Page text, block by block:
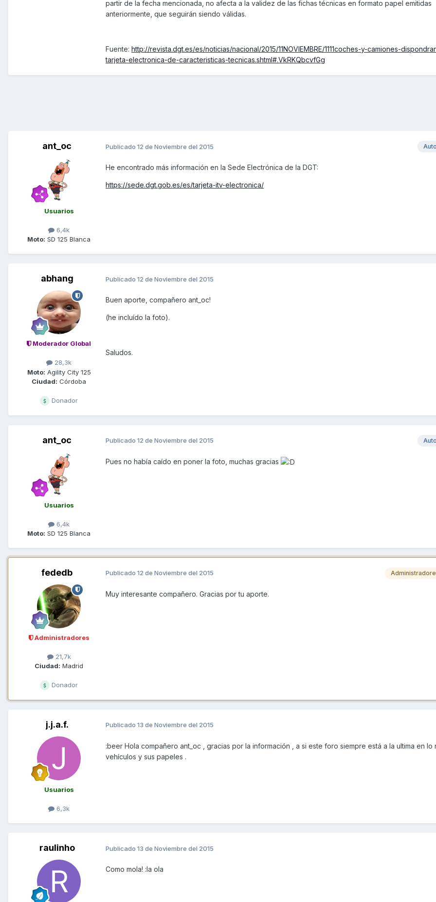
partir de la fecha mencionada, no afecta a la validez de las fichas técnicas en formato papel emitidas
anteriormente, que seguirán siendo válidas.
Fuente: http://revista.dgt.es/es/noticias/nacional/2015/11NOVIEMBRE/1111coches-y-camiones-
tarjeta-electronica-de-caracteristicas-tecnicas.shtml#.VkRKQbcvfGg
ant_oc
Usuarios
6,4k
Moto: SD 125 Blanca
Publicado 12 de Noviembre del 2015
He encontrado más información en la Sede Electrónica de la DGT:
https://sede.dgt.gob.es/es/tarjeta-itv-electronica/
abhang
Moderador Global
28,3k
Moto: Agility City 125
Ciudad: Córdoba
Donador
Publicado 12 de Noviembre del 2015
Buen aporte, compañero ant_oc!
(he incluído la foto).
Saludos.
ant_oc
Usuarios
6,4k
Moto: SD 125 Blanca
Publicado 12 de Noviembre del 2015
Pues no había caído en poner la foto, muchas gracias
fededb
Administradores
21,7k
Ciudad: Madrid
Donador
Publicado 12 de Noviembre del 2015
Muy interesante compañero. Gracias por tu aporte.
j.j.a.f.
Usuarios
6,3k
Publicado 13 de Noviembre del 2015
:beer Hola compañero ant_oc , gracias por la información , a si este foro siempre está a la ultima en
vehículos y sus papeles .
raulinho Publicado 13 de Noviembre del 2015
Como mola! :la ola